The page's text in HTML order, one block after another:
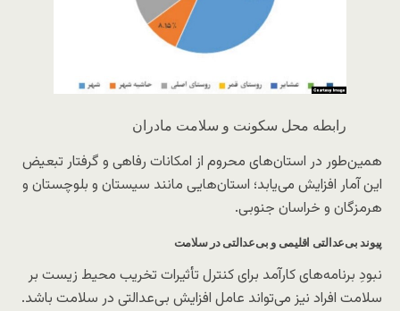
رابطه محل سکونت و سلامت مادران
همین‌طور در استان‌های محروم از امکانات رفاهی و گرفتار تبعیض
این آمار افزایش می‌یابد؛ استان‌هایی مانند سیستان و بلوچستان و
هرمزگان و خراسان جنوبی.
پیوند بی‌عدالتی اقلیمی و بی‌عدالتی در سلامت
نبودِ برنامه‌های کارآمد برای کنترل تأثیرات تخریب محیط زیست بر
سلامت افراد نیز می‌تواند عامل افزایش بی‌عدالتی در سلامت باشد.